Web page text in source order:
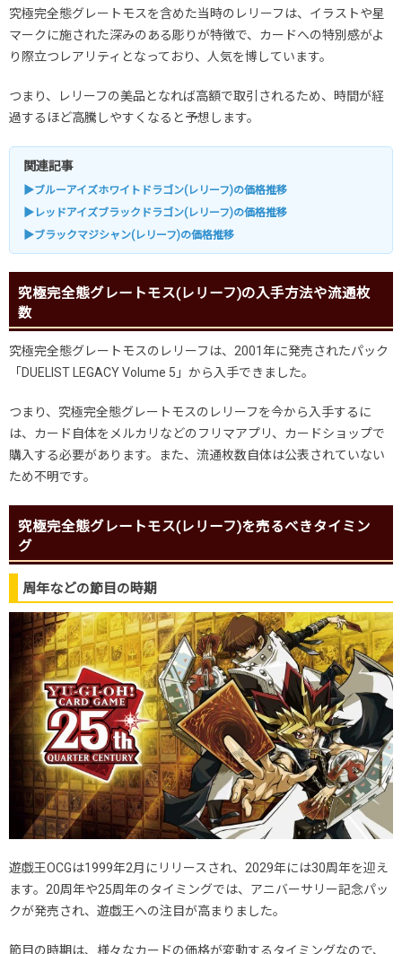
究極完全態グレートモスを含めた当時のレリーフは、イラストや星
マークに施された深みのある彫りが特徴で、カードへの特別感がよ
り際立つレアリティとなっており、人気を博しています。
つまり、レリーフの美品となれば高額で取引されるため、時間が経
過するほど高騰しやすくなると予想します。
関連記事
▶ブルーアイズホワイトドラゴン(レリーフ)の価格推移
▶レッドアイズブラックドラゴン(レリーフ)の価格推移
▶ブラックマジシャン(レリーフ)の価格推移
究極完全態グレートモス(レリーフ)の入手方法や流通枚
数
究極完全態グレートモスのレリーフは、2001年に発売されたパック
「DUELIST LEGACY Volume 5」から入手できました。
つまり、究極完全態グレートモスのレリーフを今から入手するに
は、カード自体をメルカリなどのフリマアプリ、カードショップで
購入する必要があります。また、流通枚数自体は公表されていない
ため不明です。
究極完全態グレートモス(レリーフ)を売るべきタイミン
グ
周年などの節目の時期
遊戯王OCGは1999年2月にリリースされ、2029年には30周年を迎え
ます。20周年や25周年のタイミングでは、アニバーサリー記念パッ
クが発売され、遊戯王への注目が高まりました。
節目の時期は、様々なカードの価格が変動するタイミングなので、